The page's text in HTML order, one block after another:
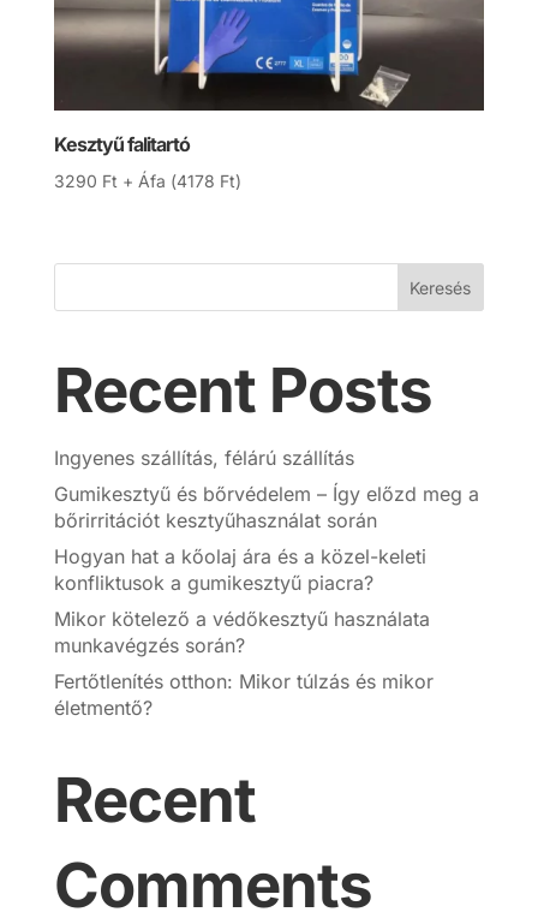
Kesztyű falitartó
3290 Ft + Áfa (4178 Ft)
Keresés
Recent Posts
Ingyenes szállítás, félárú szállítás
Gumikesztyű és bőrvédelem – Így előzd meg a
bőrirritációt kesztyűhasználat során
Hogyan hat a kőolaj ára és a közel-keleti
konfliktusok a gumikesztyű piacra?
Mikor kötelező a védőkesztyű használata
munkavégzés során?
Fertőtlenítés otthon: Mikor túlzás és mikor
életmentő?
Recent
Comments